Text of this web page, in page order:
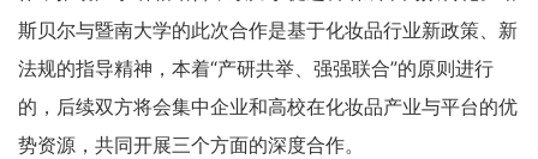
斯贝尔与暨南大学的此次合作是基于化妆品行业新政策、新
法规的指导精神，本着“产研共举、强强联合”的原则进行
的，后续双方将会集中企业和高校在化妆品产业与平台的优
势资源，共同开展三个方面的深度合作。